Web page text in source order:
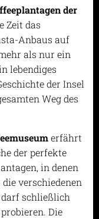
der
Zeit das
Anbaus auf
als nur ein
lebendiges
der Insel
Weg des
erfährt
der perfekte
in denen
verschiedenen
schließlich
Die